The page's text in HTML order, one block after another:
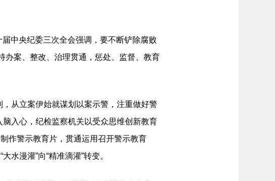
中央纪委三次全会强调，要不断铲除腐败
办案、整改、治理贯通，惩处、监督、教育
从立案伊始就谋划以案示警，注重做好警
入心，纪检监察机关以受众思维创新教育
作警示教育片，贯通运用召开警示教育
水漫灌”向“精准滴灌”转变。